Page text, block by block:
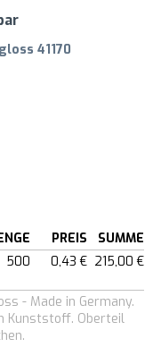
41170
PREIS
SUMME
500 0,43 € 215,00 €
- Made in Germany.
Kunststoff. Oberteil